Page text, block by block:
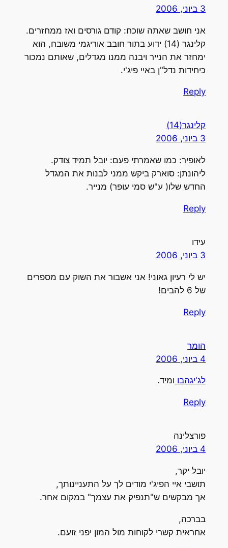
3 ביוני, 2006
אני חושב שאתה שוכח: קודם גורסים ואז ממחזרים.
קלינגר (14) ידוע בתור חובב אוריגמי משובח, הוא
ימחזר את הנייר ויבנה ממנו מגדלים, שאותם נמכור
כיחידות נדל"ן באיי פיג'י.
Reply
קלינגר(14)
3 ביוני, 2006
לאופיר: כמו שאמרתי פעם: יובל תמיד צודק.
ליהונתן: סוארק ביקש ממני לבנות את המגדל
החדש שלו( ע"ש סמי עופר) מנייר.
Reply
עידו
3 ביוני, 2006
יש לי רעיון גאוני! אני אשבור את השוק עם מספרים
של 6 להבים!
Reply
הומר
4 ביוני, 2006
לג'יגהבו ומיד.
Reply
פורצלינה
4 ביוני, 2006
יובל יקר,
תושבי איי הפיג'י מודים לך על התעניינותך,
אך מבקשים ש"תנפיק את עצמך" במקום אחר.
בברכה,
אחראית קשרי לקוחות מול המון יפני זועם.